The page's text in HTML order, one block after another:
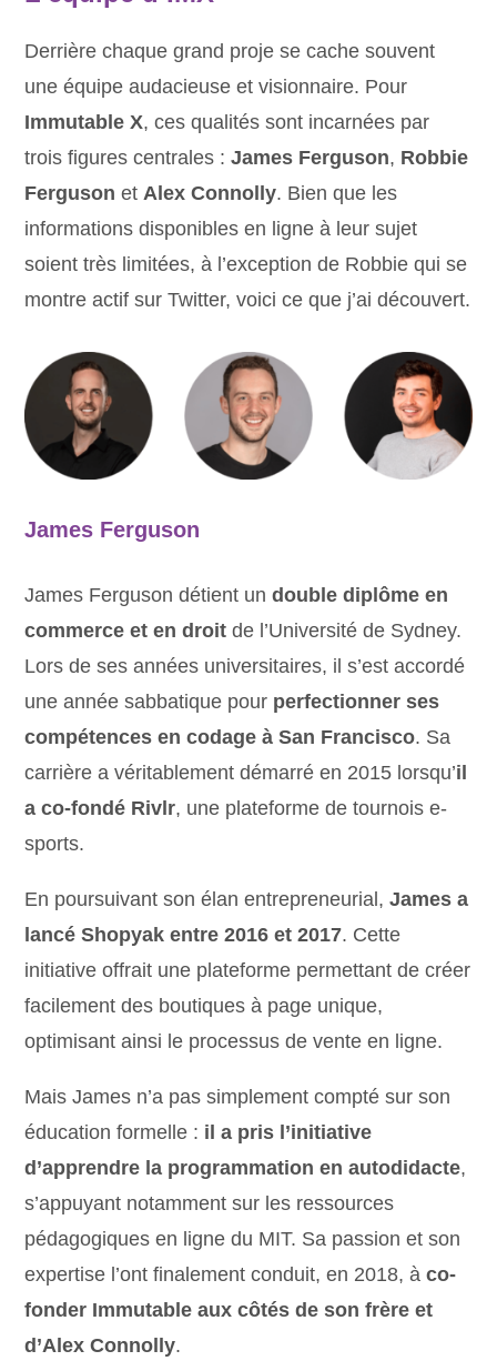
Derrière chaque grand proje se cache souvent
une équipe audacieuse et visionnaire. Pour
Immutable X, ces qualités sont incarnées par
trois figures centrales :James Ferguson, Robbie
Ferguson et Alex Connolly. Bien que les
informations disponibles en ligne à leur sujet
soient très limitées, à l’exception de Robbie qui se
montre actif sur Twitter, voici ce que j’ai découvert.
James Ferguson
James Ferguson détient undouble diplôme en
commerce et en droit de l’Université de Sydney.
Lors de ses années universitaires, il s’est accordé
une année sabbatique pour perfectionner ses
compétences en codage à San Francisco. Sa
carrière a véritablement démarré en 2015 lorsqu’il
a co-fondé Rivlr, une plateforme de tournois e-
sports.
En poursuivant son élan entrepreneurial,James a
lancé Shopyak entre 2016 et 2017. Cette
initiative offrait une plateforme permettant de créer
facilement des boutiques à page unique,
optimisant ainsi le processus de vente en ligne.
Mais James n’a pas simplement compté sur son
éducation formelle : il a pris l’initiative
d’apprendre la programmation en autodidacte,
s’appuyant notamment sur les ressources
pédagogiques en ligne du MIT. Sa passion et son
expertise l’ont finalement conduit, en 2018, àco-
fonder Immutable aux côtés de son frère et
d’Alex Connolly.